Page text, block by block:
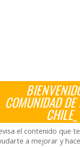
COMUNIDAD
CHILE_
el contenido que
a mejorar y